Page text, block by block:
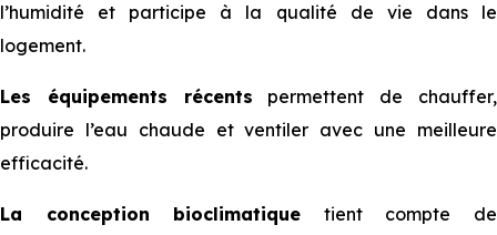
l’humidité et participe à la qualité de vie dans le
logement.
Les équipements récents permettent de chauffer,
produire l’eau chaude et ventiler avec une meilleure
efficacité.
La conception bioclimatique tient compte de